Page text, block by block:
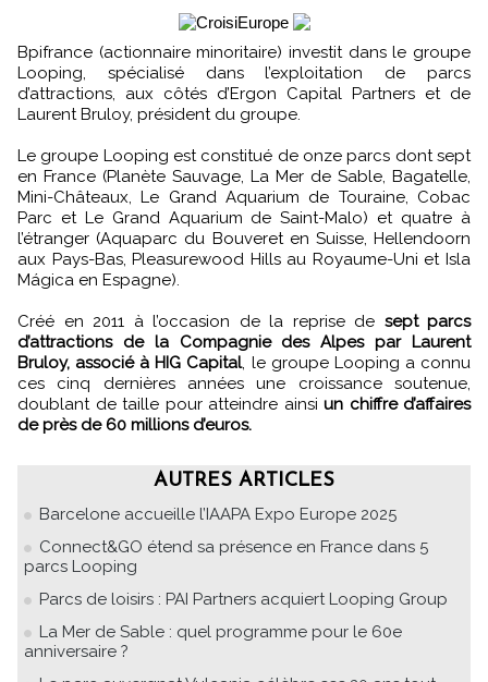
Bpifrance (actionnaire minoritaire) investit dans le groupe
Looping, spécialisé dans l’exploitation de parcs
d’attractions, aux côtés d’Ergon Capital Partners et de
Laurent Bruloy, président du groupe.
Le groupe Looping est constitué de onze parcs dont sept
en France (Planète Sauvage, La Mer de Sable, Bagatelle,
Mini-Châteaux, Le Grand Aquarium de Touraine, Cobac
Parc et Le Grand Aquarium de Saint-Malo) et quatre à
l’étranger (Aquaparc du Bouveret en Suisse, Hellendoorn
aux Pays-Bas, Pleasurewood Hills au Royaume-Uni et Isla
Mágica en Espagne).
Créé en 2011 à l’occasion de la reprise de sept parcs
d’attractions de la Compagnie des Alpes par Laurent
Bruloy, associé à HIG Capital, le groupe Looping a connu
ces cinq dernières années une croissance soutenue,
doublant de taille pour atteindre ainsi un chiffre d’affaires
de près de 60 millions d’euros.
AUTRES ARTICLES
Barcelone accueille l’IAAPA Expo Europe 2025
Connect&GO étend sa présence en France dans 5
parcs Looping
Parcs de loisirs : PAI Partners acquiert Looping Group
La Mer de Sable : quel programme pour le 60e
anniversaire ?